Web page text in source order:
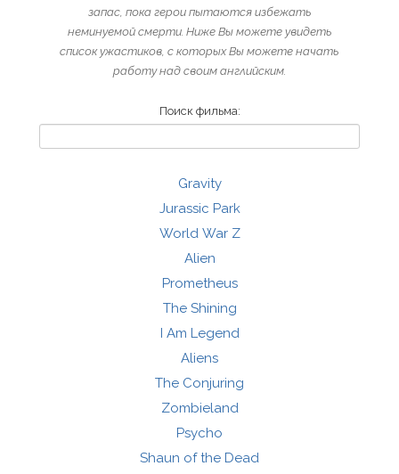
запас, пока герои пытаются избежать
неминуемой смерти. Ниже Вы можете увидеть
список ужастиков, с которых Вы можете начать
работу над своим английским.
Поиск фильма:
Gravity
Jurassic Park
World War Z
Alien
Prometheus
The Shining
I Am Legend
Aliens
The Conjuring
Zombieland
Psycho
Shaun of the Dead